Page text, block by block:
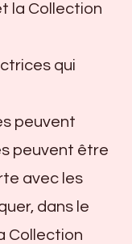
la Collection
qui
peuvent
peuvent être
avec les
dans le
Collection